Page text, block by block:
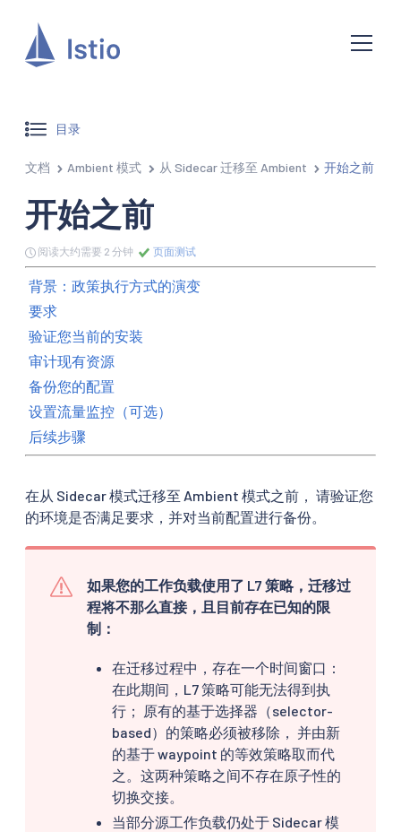
目录
文档 Ambient 模式 从 Sidecar 迁移至 Ambient 开始之前
开始之前
阅读大约需要 2 分钟 页面测试
背景：政策执行方式的演变
要求
验证您当前的安装
审计现有资源
备份您的配置
设置流量监控（可选）
后续步骤
在从 Sidecar 模式迁移至 Ambient 模式之前， 请验证您
的环境是否满足要求，并对当前配置进行备份。
如果您的工作负载使用了 L7 策略，迁移过
程将不那么直接，且目前存在已知的限
制：
在迁移过程中，存在一个时间窗口：
在此期间，L7 策略可能无法得到执
行； 原有的基于选择器（selector-
based）的策略必须被移除， 并由新
的基于 waypoint 的等效策略取而代
之。这两种策略之间不存在原子性的
切换交接。
当部分源工作负载仍处于 Sidecar 模